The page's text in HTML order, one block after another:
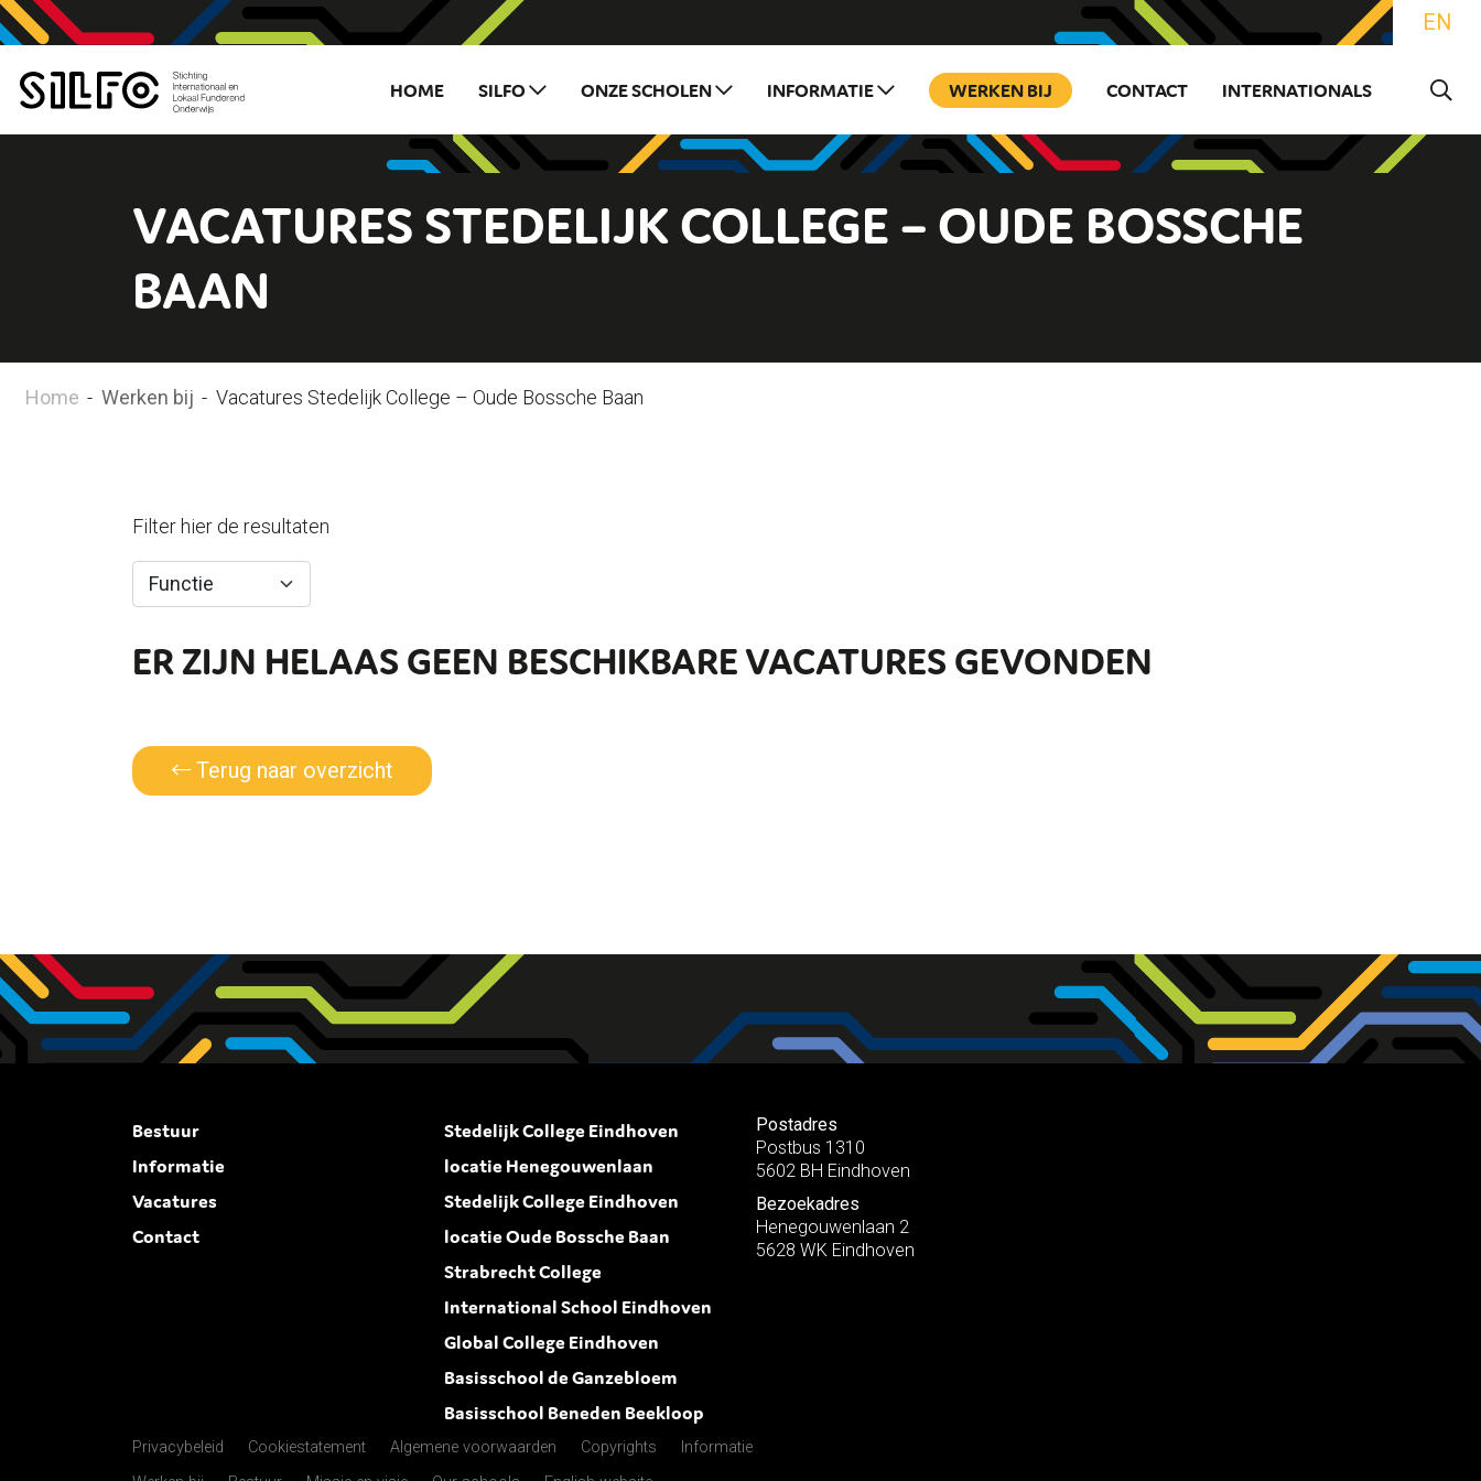
EN
HOME SILFO ONZE SCHOLEN INFORMATIE WERKEN BIJ CONTACT INTERNATIONALS
VACATURES STEDELIJK COLLEGE – OUDE BOSSCHE
BAAN
Home - Werken bij - Vacatures Stedelijk College – Oude Bossche Baan
Filter hier de resultaten
ER ZIJN HELAAS GEEN BESCHIKBARE VACATURES GEVONDEN
Terug naar overzicht
Bestuur
Informatie
Vacatures
Contact
Stedelijk College Eindhoven
locatie Henegouwenlaan
Stedelijk College Eindhoven
locatie Oude Bossche Baan
Strabrecht College
International School Eindhoven
Global College Eindhoven
Basisschool de Ganzebloem
Basisschool Beneden Beekloop
Postadres
Postbus 1310
5602 BH Eindhoven
Bezoekadres
Henegouwenlaan 2
5628 WK Eindhoven
Privacybeleid Cookiestatement Algemene voorwaarden Copyrights
Informatie